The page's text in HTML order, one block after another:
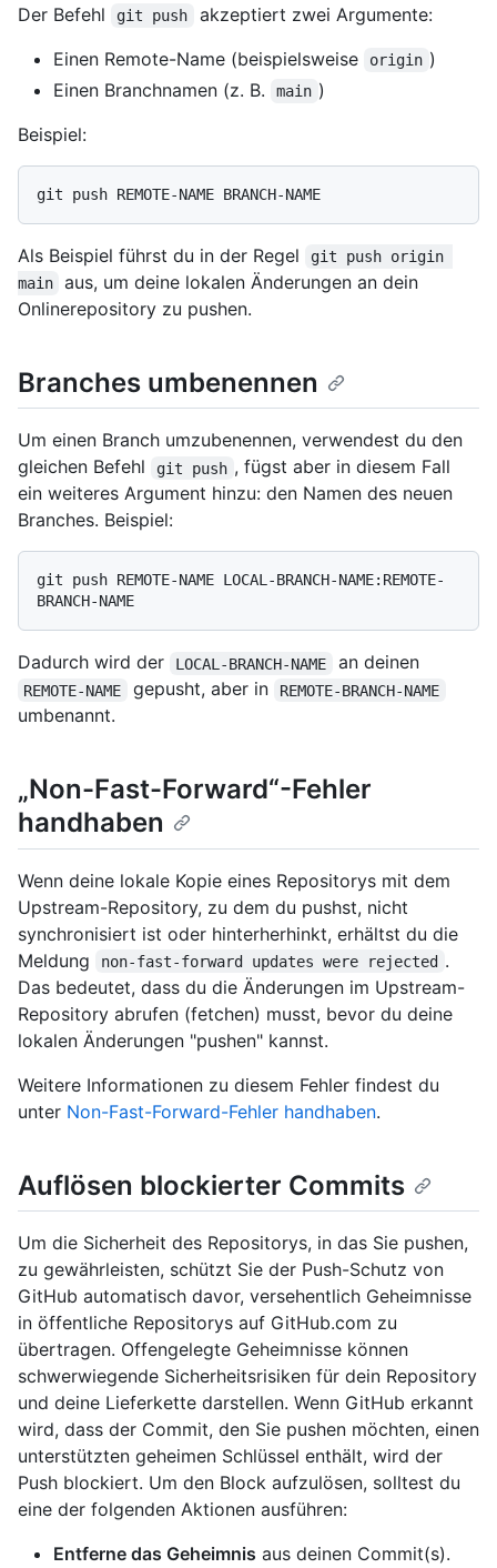
Der Befehl git push
akzeptiert zwei Argumente:
Einen Remote-Name (beispielsweise
origin )
Einen Branchnamen (z. B.
main )
Beispiel:
Als Beispiel führst du in der Regel
git push origin
main
aus, um deine lokalen Änderungen an dein
Onlinerepository zu pushen.
Branches umbenennen
Um einen Branch umzubenennen, verwendest du den
gleichen Befehl
git push , fügst aber in diesem Fall
ein weiteres Argument hinzu: den Namen des neuen
Branches. Beispiel:
git push REMOTE-NAME LOCAL-BRANCH-NAME:REMOTE-
Dadurch wird der LOCAL-BRANCH-NAME an deinen
REMOTE-NAME gepusht, aber in REMOTE-BRANCH-NAME
umbenannt.
„Non-Fast-Forward“-Fehler
handhaben
Wenn deine lokale Kopie eines Repositorys mit dem
Upstream-Repository, zu dem du pushst, nicht
synchronisiert ist oder hinterherhinkt, erhältst du die
Meldung
non-fast-forward updates were rejected .
Das bedeutet, dass du die Änderungen im Upstream-
Repository abrufen (fetchen) musst, bevor du deine
lokalen Änderungen "pushen" kannst.
Weitere Informationen zu diesem Fehler findest du
unter Non-Fast-Forward-Fehler handhaben.
Auflösen blockierter Commits
Um die Sicherheit des Repositorys, in das Sie pushen,
zu gewährleisten, schützt Sie der Push-Schutz von
GitHub automatisch davor, versehentlich Geheimnisse
in öffentliche Repositorys auf GitHub.com zu
übertragen. Offengelegte Geheimnisse können
schwerwiegende Sicherheitsrisiken für dein Repository
und deine Lieferkette darstellen. Wenn GitHub erkannt
wird, dass der Commit, den Sie pushen möchten, einen
unterstützten geheimen Schlüssel enthält, wird der
Push blockiert. Um den Block aufzulösen, solltest du
eine der folgenden Aktionen ausführen:
Entferne das Geheimnis aus deinen Commit(s).